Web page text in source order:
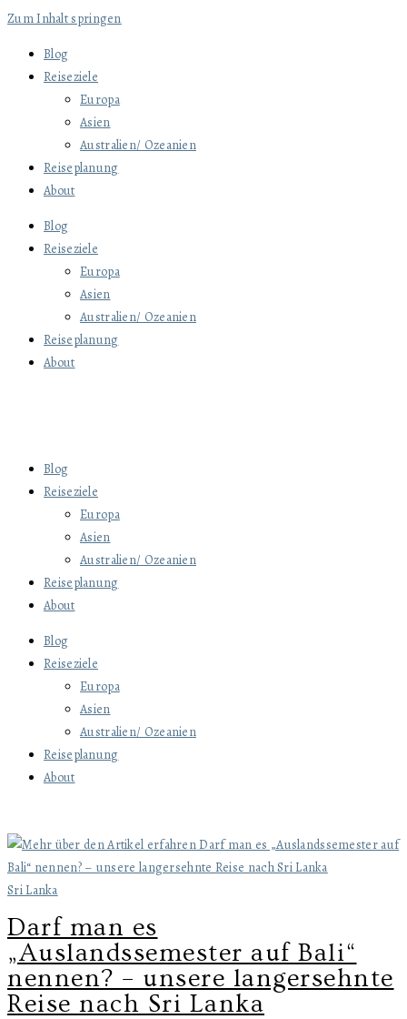
Zum Inhalt springen
Blog
Reiseziele
Europa
Asien
Australien/ Ozeanien
Reiseplanung
About
Blog
Reiseziele
Europa
Asien
Australien/ Ozeanien
Reiseplanung
About
Blog
Reiseziele
Europa
Asien
Australien/ Ozeanien
Reiseplanung
About
Blog
Reiseziele
Europa
Asien
Australien/ Ozeanien
Reiseplanung
About
Sri Lanka
Darf man es
„Auslandssemester auf Bali“
nennen? – unsere langersehnte
Reise nach Sri Lanka